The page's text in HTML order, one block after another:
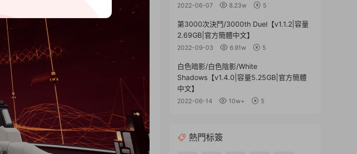
2022-06-07 8.23w 5
第3000次決鬥/3000th Duel【v1.1.2|容量
2.69GB|官方簡體中文】
2022-09-03 6.91w 5
白色暗影/白色陰影/White
Shadows【v1.4.0|容量5.25GB|官方簡體
中文】
2022-06-14 10w+ 5
熱門标簽